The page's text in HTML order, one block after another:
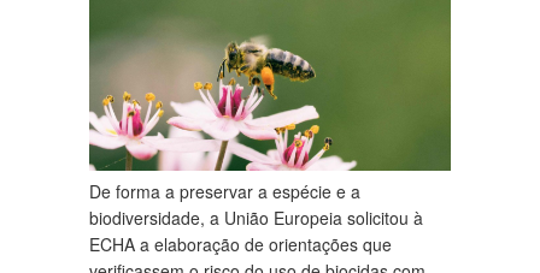
De forma a preservar a espécie e a
biodiversidade, a União Europeia solicitou à
ECHA a elaboração de orientações que